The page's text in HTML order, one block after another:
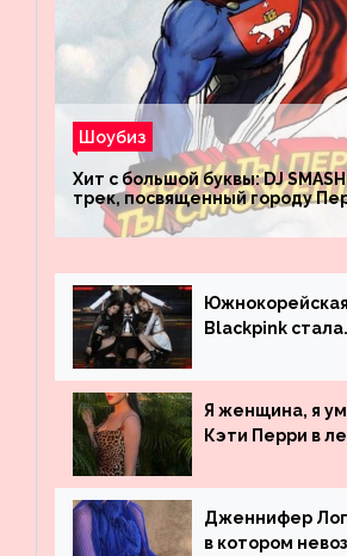
Шоубиз
Хит с большой буквы: DJ
трек, посвященный городу
Blackpink стала
просмотрам на
обогнали
Бибера
Я женщина, я
Кэти Перри в
Дженнифер
в котором